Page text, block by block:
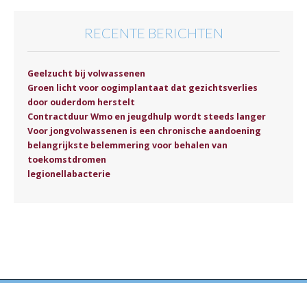
RECENTE BERICHTEN
Geelzucht bij volwassenen
Groen licht voor oogimplantaat dat gezichtsverlies
door ouderdom herstelt
Contractduur Wmo en jeugdhulp wordt steeds langer
Voor jongvolwassenen is een chronische aandoening
belangrijkste belemmering voor behalen van
toekomstdromen
legionellabacterie